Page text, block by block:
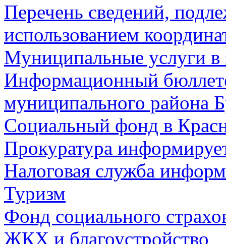
Перечень сведений,
использованием
Муниципальные услуги в
Информационный
муниципального района
Социальный фонд в
Прокуратура
Налоговая служба
Туризм
Фонд социального
ЖКХ и благоустройство